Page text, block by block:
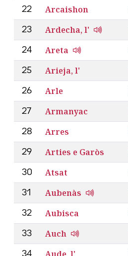
22 Arcaishon
23 Ardecha, l'
24 Areta
25 Arieja, l'
26 Arle
27 Armanyac
28 Arres
29 Arties e Garòs
30 Atsat
31 Aubenàs
32 Aubisca
33 Auch
34